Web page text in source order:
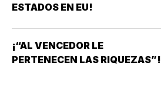
ESTADOS EN EU!
¡“AL VENCEDOR LE
PERTENECEN LAS RIQUEZAS”!